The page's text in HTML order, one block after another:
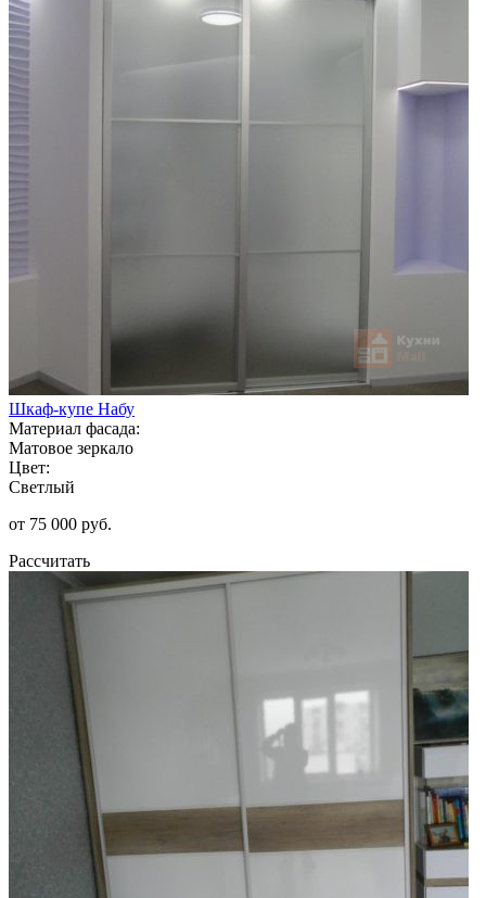
Шкаф-купе Набу
Материал фасада:
Матовое зеркало
Цвет:
Светлый
от 75 000 руб.
Рассчитать